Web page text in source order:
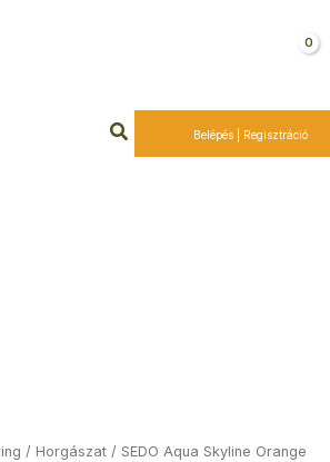
Belépés | Regisztráció
/ Horgászat / SEDO Aqua Skyline Orange